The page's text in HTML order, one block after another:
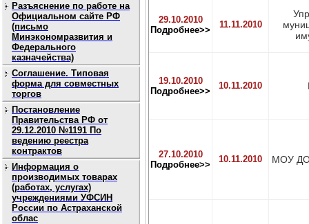
Разъяснение по работе на
Официальном сайте РФ
(письмо
Минэкономразвития и
Федерального
казначейства)
Соглашение. Типовая
форма для совместных
торгов
Постановление
Правительства РФ от
29.12.2010 №1191 По
ведению реестра
контрактов
Информация о
производимых товарах
(работах, услугах)
учреждениями УФСИН
России по Астраханской
облас
29.10.2010
Подробнее>>
11.11.2010
19.10.2010
Подробнее>>
10.11.2010
27.10.2010
Подробнее>>
10.11.2010 МОУ